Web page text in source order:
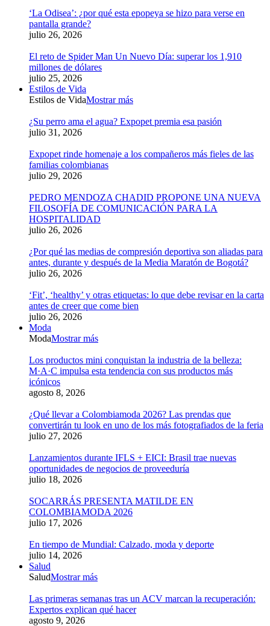
‘La Odisea’: ¿por qué esta epopeya se hizo para verse en
pantalla grande?
julio 26, 2026
El reto de Spider Man Un Nuevo Día: superar los 1,910
millones de dólares
julio 25, 2026
Estilos de Vida
Estilos de VidaMostrar más
¿Su perro ama el agua? Expopet premia esa pasión
julio 31, 2026
Expopet rinde homenaje a los compañeros más fieles de las
familias colombianas
julio 29, 2026
PEDRO MENDOZA CHADID PROPONE UNA NUEVA
FILOSOFÍA DE COMUNICACIÓN PARA LA
HOSPITALIDAD
julio 26, 2026
¿Por qué las medias de compresión deportiva son aliadas para
antes, durante y después de la Media Maratón de Bogotá?
julio 26, 2026
‘Fit’, ‘healthy’ y otras etiquetas: lo que debe revisar en la carta
antes de creer que come bien
julio 26, 2026
Moda
ModaMostrar más
Los productos mini conquistan la industria de la belleza:
M·A·C impulsa esta tendencia con sus productos más
icónicos
agosto 8, 2026
¿Qué llevar a Colombiamoda 2026? Las prendas que
convertirán tu look en uno de los más fotografiados de la feria
julio 27, 2026
Lanzamientos durante IFLS + EICI: Brasil trae nuevas
oportunidades de negocios de proveeduría
julio 18, 2026
SOCARRÁS PRESENTA MATILDE EN
COLOMBIAMODA 2026
julio 17, 2026
En tiempo de Mundial: Calzado, moda y deporte
julio 14, 2026
Salud
SaludMostrar más
Las primeras semanas tras un ACV marcan la recuperación:
Expertos explican qué hacer
agosto 9, 2026